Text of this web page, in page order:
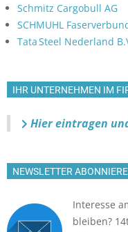
Schmitz Cargobull AG
SCHMUHL
Tata Steel Nederland
IHR UNTERNEHMEN IM
Hier eintragen
NEWSLETTER
Interesse
bleiben?